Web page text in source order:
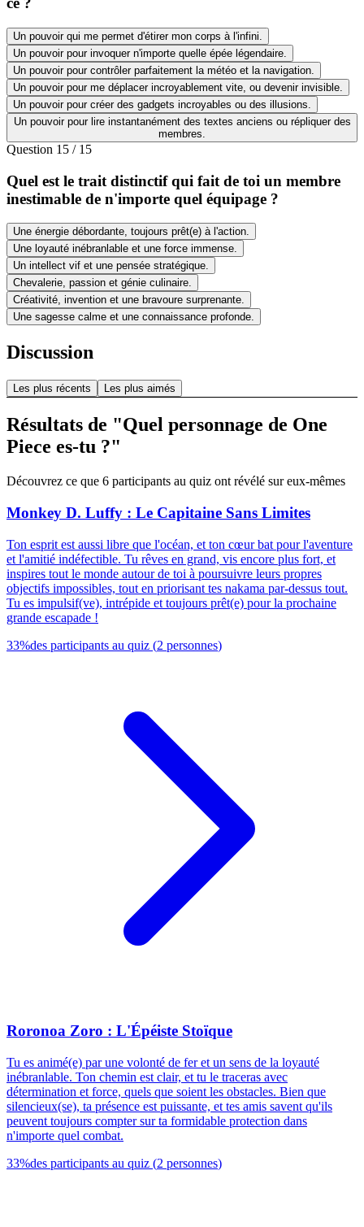
Un pouvoir qui me permet d'étirer mon corps à l'infini.
Un pouvoir pour invoquer n'importe quelle épée légendaire.
Un pouvoir pour contrôler parfaitement la météo et la navigation.
Un pouvoir pour me déplacer incroyablement vite, ou devenir invisible.
Un pouvoir pour créer des gadgets incroyables ou des illusions.
Un pouvoir pour lire instantanément des textes anciens ou répliquer des
membres.
Question 15 / 15
Quel est le trait distinctif qui fait de toi un membre
inestimable de n'importe quel équipage ?
Une énergie débordante, toujours prêt(e) à l'action.
Une loyauté inébranlable et une force immense.
Un intellect vif et une pensée stratégique.
Chevalerie, passion et génie culinaire.
Créativité, invention et une bravoure surprenante.
Une sagesse calme et une connaissance profonde.
Discussion
Les plus récents Les plus aimés
Résultats de "Quel personnage de One
Piece es-tu ?"
Découvrez ce que 6 participants au quiz ont révélé sur eux-mêmes
Monkey D. Luffy : Le Capitaine Sans Limites
Ton esprit est aussi libre que l'océan, et ton cœur bat pour l'aventure
et l'amitié indéfectible. Tu rêves en grand, vis encore plus fort, et
inspires tout le monde autour de toi à poursuivre leurs propres
objectifs impossibles, tout en priorisant tes nakama par-dessus tout.
Tu es impulsif(ve), intrépide et toujours prêt(e) pour la prochaine
grande escapade !
33%des participants au quiz (2 personnes)
Roronoa Zoro : L'Épéiste Stoïque
Tu es animé(e) par une volonté de fer et un sens de la loyauté
inébranlable. Ton chemin est clair, et tu le traceras avec
détermination et force, quels que soient les obstacles. Bien que
silencieux(se), ta présence est puissante, et tes amis savent qu'ils
peuvent toujours compter sur ta formidable protection dans
n'importe quel combat.
33%des participants au quiz (2 personnes)